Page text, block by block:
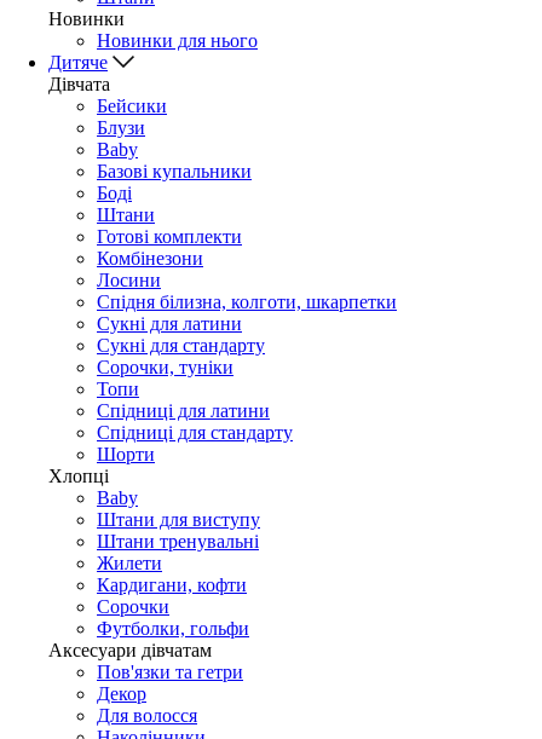
Новинки
Новинки для нього
Дитяче
Дівчата
Бейсики
Блузи
Baby
Базові купальники
Боді
Штани
Готові комплекти
Комбінезони
Лосини
Спідня білизна, колготи, шкарпетки
Сукні для латини
Сукні для стандарту
Сорочки, туніки
Топи
Спідниці для латини
Спідниці для стандарту
Шорти
Хлопці
Baby
Штани для виступу
Штани тренувальні
Жилети
Кардигани, кофти
Сорочки
Футболки, гольфи
Аксесуари дівчатам
Пов'язки та гетри
Декор
Для волосся